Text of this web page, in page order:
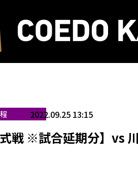
2022.09.25 13:15
式戦 ※試合延期分】vs